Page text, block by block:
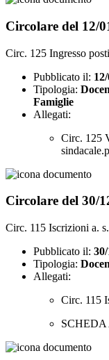
Circolare del 12/
Circ. 125 Ingresso
Pubblicato il:
Tipologia:
Famiglie
Allegati:
Circ. 125
Circolare del 30/
Circ. 115 Iscrizioni a.
Pubblicato il:
Tipologia:
Allegati:
Circ. 115
SCHEDA